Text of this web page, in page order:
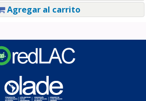
Agregar al carrito